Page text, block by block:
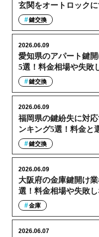
玄関をオートロック
鍵交換
愛知県のアパート鍵
5選！料金相場や失敗
2026.06.09
鍵交換
福岡県の鍵紛失に対
ンキング5選！料金と
2026.06.09
鍵交換
大阪府の金庫鍵開け
選！料金相場や失敗
2026.06.09
金庫
2026.06.07